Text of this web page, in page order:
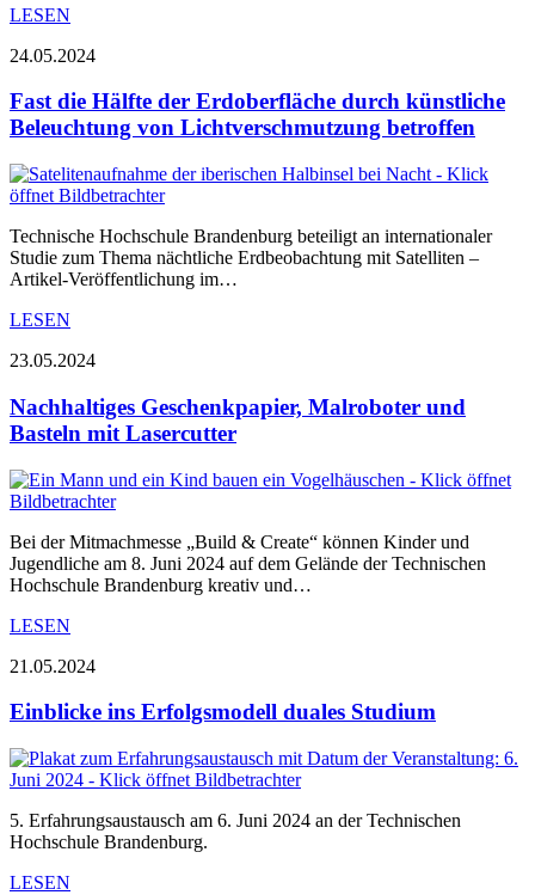
LESEN
24.05.2024
Fast die Hälfte der Erdoberfläche durch künstliche
Beleuchtung von Lichtverschmutzung betroffen
Technische Hochschule Brandenburg beteiligt an internationaler
Studie zum Thema nächtliche Erdbeobachtung mit Satelliten –
Artikel-Veröffentlichung im…
LESEN
23.05.2024
Nachhaltiges Geschenkpapier, Malroboter und
Basteln mit Lasercutter
Bei der Mitmachmesse „Build & Create“ können Kinder und
Jugendliche am 8. Juni 2024 auf dem Gelände der Technischen
Hochschule Brandenburg kreativ und…
LESEN
21.05.2024
Einblicke ins Erfolgsmodell duales Studium
5. Erfahrungsaustausch am 6. Juni 2024 an der Technischen
Hochschule Brandenburg.
LESEN